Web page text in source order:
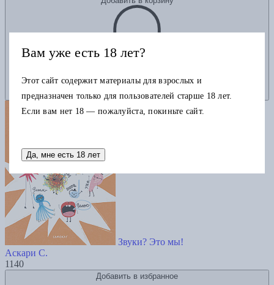
Звуки? Это мы!
Аскари С.
1140
Добавить в избранное
Вам уже есть 18 лет?
Этот сайт содержит материалы для взрослых и
предназначен только для пользователей старше 18 лет.
Если вам нет 18 — пожалуйста, покиньте сайт.
Да, мне есть 18 лет